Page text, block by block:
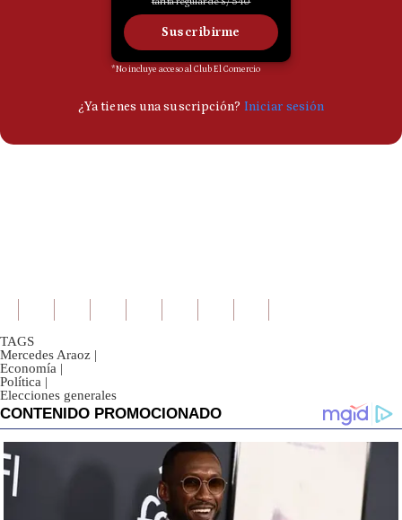
TAGS
Mercedes Araoz |
Economía |
Política |
Elecciones generales